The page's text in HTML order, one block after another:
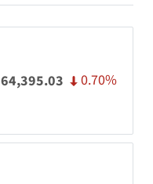
64,395.03 0.70%